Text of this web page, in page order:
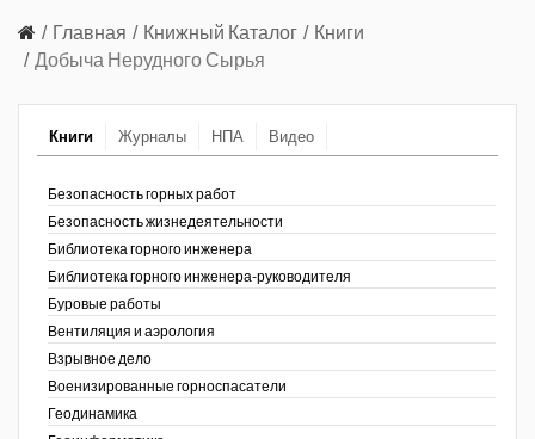
Главная Книжный Каталог
Книги
Добыча Нерудного Сырья
Книги Журналы НПА Видео
Безопасность горных работ
Безопасность жизнедеятельности
Библиотека горного инженера
Библиотека горного инженера-руководителя
Буровые работы
Вентиляция и аэрология
Взрывное дело
Военизированные горноспасатели
Геодинамика
атомному надзору
Медицина катастроф
Минеральные ресурсы России
Нефтегазовые технологии
Нефтегазовая вертикаль